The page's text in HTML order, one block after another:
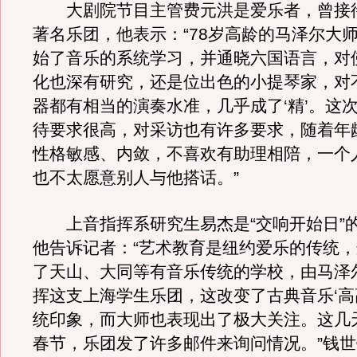
大剧院节目主管费元洪是爱乐者，曾接
著名乐团，他表示：“78岁高龄的马泽尔大
始了音乐的系统学习，并通晓六国语言，对
化也深有研究，还是位出色的小提琴家，对
器都有相当的演奏水准，几乎成了‘精’。这
待要求很高，对采访也有许多要求，随着年
性格敏感、内敛，不喜欢有助理相陪，一个
也不太愿意别人与他搭话。”
上音指挥系研究生易杰是“交响开始日”
他告诉记者：“艺术教育是纽约爱乐的传统
了天山、大同等有音乐传统的学校，由马泽
挥这支上海学生乐团，这改变了古典音乐‘高
统印象，而大师也表现出了极大关注。这几
春节，乐团发了许多邮件来询问情况。”钱